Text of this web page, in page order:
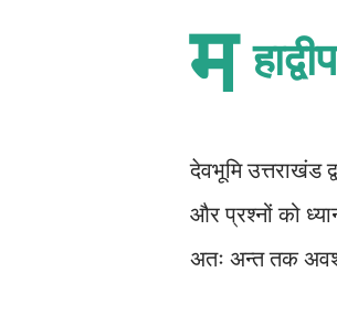
म
देवभूमि उत्तराखंड
और प्रश्नों को
अतः अन्त तक